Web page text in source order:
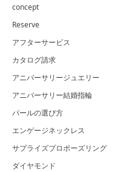
concept
Reserve
アフターサービス
カタログ請求
アニバーサリージュエリー
アニバーサリー結婚指輪
パールの選び方
エンゲージネックレス
サプライズプロポーズリング
ダイヤモンド